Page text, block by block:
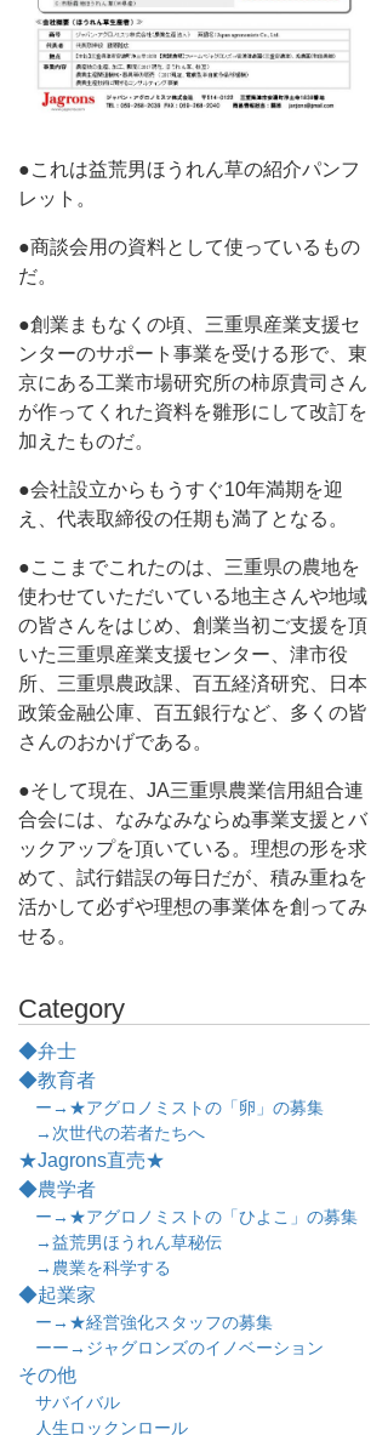
●これは益荒男ほうれん草の紹介パンフ
レット。
●商談会用の資料として使っているもの
だ。
●創業まもなくの頃、三重県産業支援セ
ンターのサポート事業を受ける形で、東
京にある工業市場研究所の柿原貴司さん
が作ってくれた資料を雛形にして改訂を
加えたものだ。
●会社設立からもうすぐ10年満期を迎
え、代表取締役の任期も満了となる。
●ここまでこれたのは、三重県の農地を
使わせていただいている地主さんや地域
の皆さんをはじめ、創業当初ご支援を頂
いた三重県産業支援センター、津市役
所、三重県農政課、百五経済研究、日本
政策金融公庫、百五銀行など、多くの皆
さんのおかげである。
●そして現在、JA三重県農業信用組合連
合会には、なみなみならぬ事業支援とバ
ックアップを頂いている。理想の形を求
めて、試行錯誤の毎日だが、積み重ねを
活かして必ずや理想の事業体を創ってみ
せる。
Category
◆弁士
◆教育者
ー→★アグロノミストの「卵」の募集
→次世代の若者たちへ
★Jagrons直売★
◆農学者
ー→★アグロノミストの「ひよこ」の募集
→益荒男ほうれん草秘伝
→農業を科学する
◆起業家
ー→★経営強化スタッフの募集
ーー→ジャグロンズのイノベーション
その他
サバイバル
人生ロックンロール